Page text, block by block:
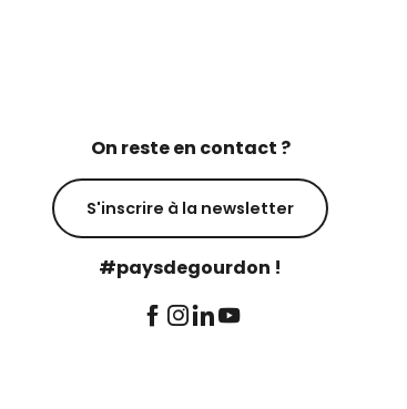
On reste en contact ?
S'inscrire à la newsletter
#paysdegourdon !